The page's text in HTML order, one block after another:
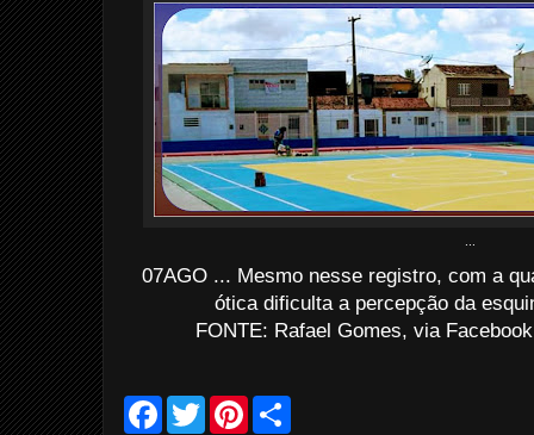
07AGO ... Mesmo nesse registro, com a
ótica dificulta a percepção da
FONTE: Rafael Gomes, via
F
T
w
P